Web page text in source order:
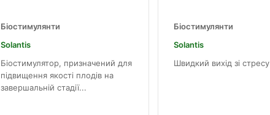
Біостимулянти
Solantis
Біостимулятор, призначений для
підвищення якості плодів на
завершальній стадії...
Біостимулянти
Solantis
Швидкий вихід зі стресу